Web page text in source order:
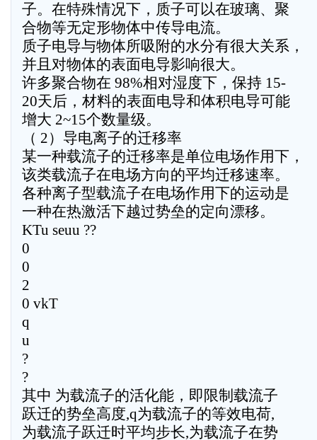
子。在特殊情况下，质子可以在玻璃、聚
合物等无定形物体中传导电流。
质子电导与物体所吸附的水分有很大关系，
并且对物体的表面电导影响很大。
许多聚合物在 98%相对湿度下，保持 15-
20天后，材料的表面电导和体积电导可能
增大 2~15个数量级。
（ 2）导电离子的迁移率
某一种载流子的迁移率是单位电场作用下，
该类载流子在电场方向的平均迁移速率。
各种离子型载流子在电场作用下的运动是
一种在热激活下越过势垒的定向漂移。
KTu seuu ??
0
0
2
0 vkT
q
u
?
?
其中 为载流子的活化能，即限制载流子
跃迁的势垒高度,q为载流子的等效电荷,
为载流子跃迁时平均步长,为载流子在势